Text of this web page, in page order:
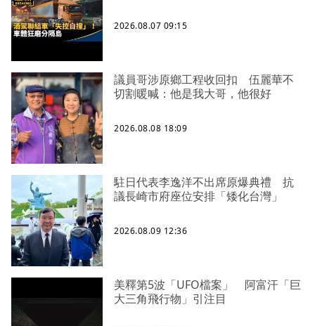
2026.08.07 09:15
議員哥涉原鄉工程收回扣 伍麗華不
切割暖喊：他是我大哥，他很好
2026.08.08 18:09
駐日代表李逸洋不出席原爆典禮 抗
議長崎市府座位安排「矮化台灣」
2026.08.09 12:36
美釋第5波「UFO檔案」 阿富汗「巨
大三角飛行物」引注目